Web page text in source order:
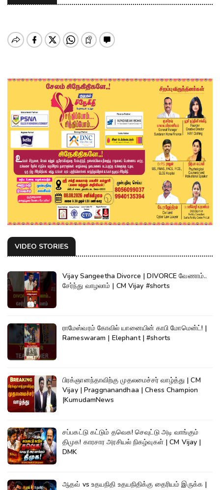
VIDEO STORIES
Vijay Sangeetha Divorce | DIVORCE வேணாம்..
சேர்ந்து வாழலாம் | CM Vijay #shorts
ராமேஸ்வரம் கோவில் யானையின் காபி மோமென்ட்! |
Rameswaram | Elephant | #shorts
பிரக்ஞானந்தாவிற்கு முதலமைச்சர் வாழ்த்து | CM
Vijay | Praggnanandhaa | Chess Champion
|KumudamNews
சப்பகட்டு கட்டும் தவெக! செவுட்டு அடி வாங்கும்
திமுக! காரசார அரசியல் நிகழ்வுகள் | CM Vijay |
DMK
ஆதவ் vs உதயநிதி உதயநிதிக்கு தைரியம் இருக்க |